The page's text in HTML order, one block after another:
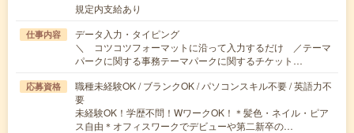
規定内支給あり
仕事内容
データ入力・タイピング
＼ コツコツフォーマットに沿って入力するだけ ／テーマ
パークに関する事務テーマパークに関するチケット…
応募資格
職種未経験OK / ブランクOK / パソコンスキル不要 / 英語力不
要
未経験OK！学歴不問！WワークOK！＊髪色・ネイル・ピア
ス自由＊オフィスワークでデビューや第二新卒の…